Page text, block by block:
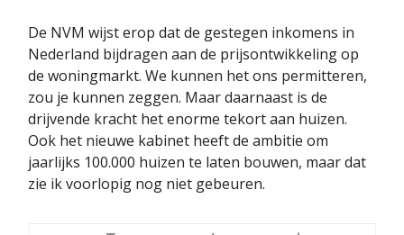
De NVM wijst erop dat de gestegen inkomens in
Nederland bijdragen aan de prijsontwikkeling op
de woningmarkt. We kunnen het ons permitteren,
zou je kunnen zeggen. Maar daarnaast is de
drijvende kracht het enorme tekort aan huizen.
Ook het nieuwe kabinet heeft de ambitie om
jaarlijks 100.000 huizen te laten bouwen, maar dat
zie ik voorlopig nog niet gebeuren.